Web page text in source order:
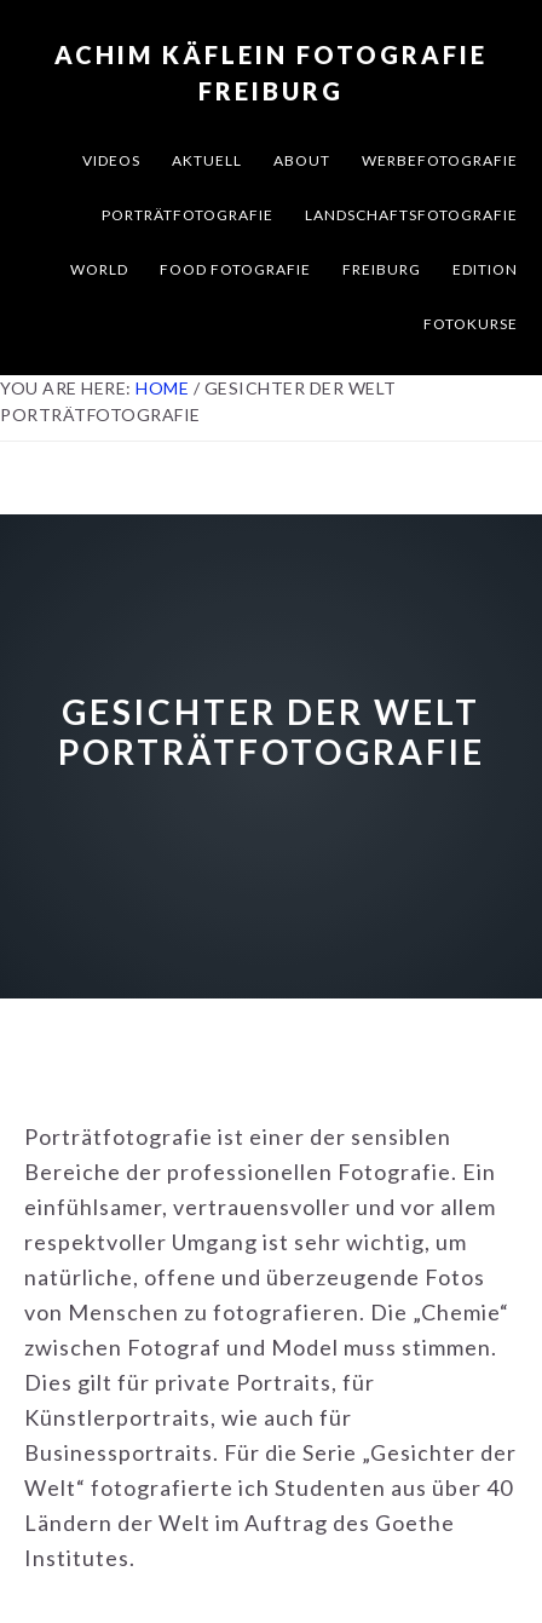
ACHIM KÄFLEIN FOTOGRAFIE
FREIBURG
VIDEOS AKTUELL ABOUT WERBEFOTOGRAFIE
PORTRÄTFOTOGRAFIE LANDSCHAFTSFOTOGRAFIE
WORLD FOOD FOTOGRAFIE FREIBURG EDITION
FOTOKURSE
YOU ARE HERE: HOME / GESICHTER DER WELT
PORTRÄTFOTOGRAFIE
GESICHTER DER WELT
PORTRÄTFOTOGRAFIE
Porträtfotografie ist einer der sensiblen
Bereiche der professionellen Fotografie. Ein
einfühlsamer, vertrauensvoller und vor allem
respektvoller Umgang ist sehr wichtig, um
natürliche, offene und überzeugende Fotos
von Menschen zu fotografieren. Die „Chemie“
zwischen Fotograf und Model muss stimmen.
Dies gilt für private Portraits, für
Künstlerportraits, wie auch für
Businessportraits. Für die Serie „Gesichter der
Welt“ fotografierte ich Studenten aus über 40
Ländern der Welt im Auftrag des Goethe
Institutes.